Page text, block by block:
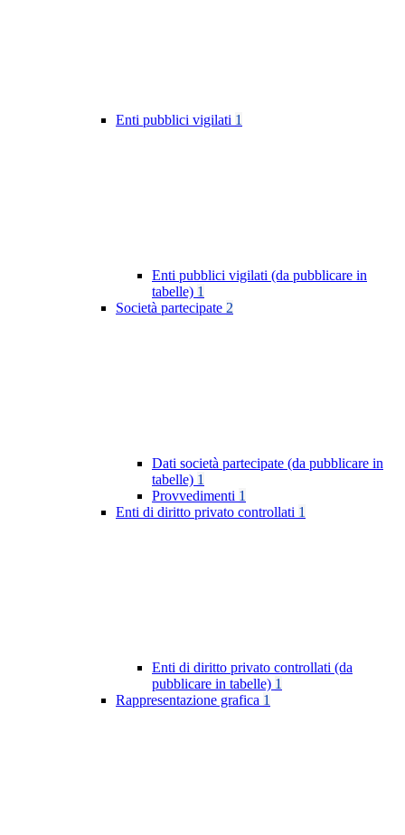
Enti pubblici vigilati 1
Enti pubblici vigilati (da pubblicare in
tabelle) 1
Società partecipate 2
Dati società partecipate (da pubblicare in
tabelle) 1
Provvedimenti 1
Enti di diritto privato controllati 1
Enti di diritto privato controllati (da
pubblicare in tabelle) 1
Rappresentazione grafica 1